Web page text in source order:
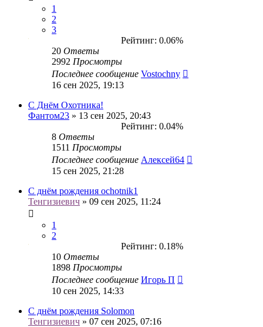
1
2
3
Рейтинг: 0.06%
20 Ответы
2992 Просмотры
Последнее сообщение Vostochny
16 сен 2025, 19:13
С Днём Охотника!
Фантом23 » 13 сен 2025, 20:43
Рейтинг: 0.04%
8 Ответы
1511 Просмотры
Последнее сообщение Алексей64
15 сен 2025, 21:28
С днём рождения ochotnik1
Тенгизиевич » 09 сен 2025, 11:24
1
2
Рейтинг: 0.18%
10 Ответы
1898 Просмотры
Последнее сообщение Игорь П
10 сен 2025, 14:33
С днём рождения Solomon
Тенгизиевич » 07 сен 2025, 07:16